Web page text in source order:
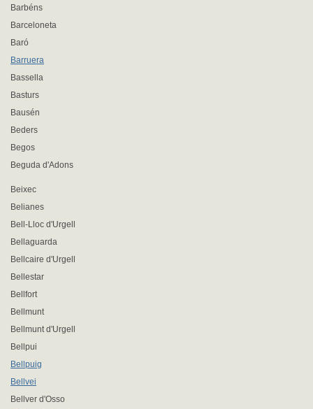
Barbéns
Barceloneta
Baró
Barruera
Bassella
Basturs
Bausén
Beders
Begos
Beguda d'Adons
Beixec
Belianes
Bell-Lloc d'Urgell
Bellaguarda
Bellcaire d'Urgell
Bellestar
Bellfort
Bellmunt
Bellmunt d'Urgell
Bellpui
Bellpuig
Bellvei
Bellver d'Osso